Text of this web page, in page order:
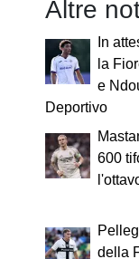
Altre
In
la
e
Deportivo
600
della